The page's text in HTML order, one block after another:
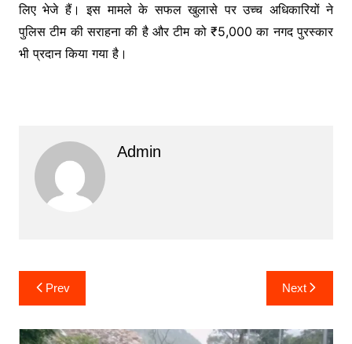
लिए भेजे हैं। इस मामले के सफल खुलासे पर उच्च अधिकारियों ने
पुलिस टीम की सराहना की है और टीम को ₹5,000 का नगद पुरस्कार
भी प्रदान किया गया है।
Admin
Post
navigation
Prev Next